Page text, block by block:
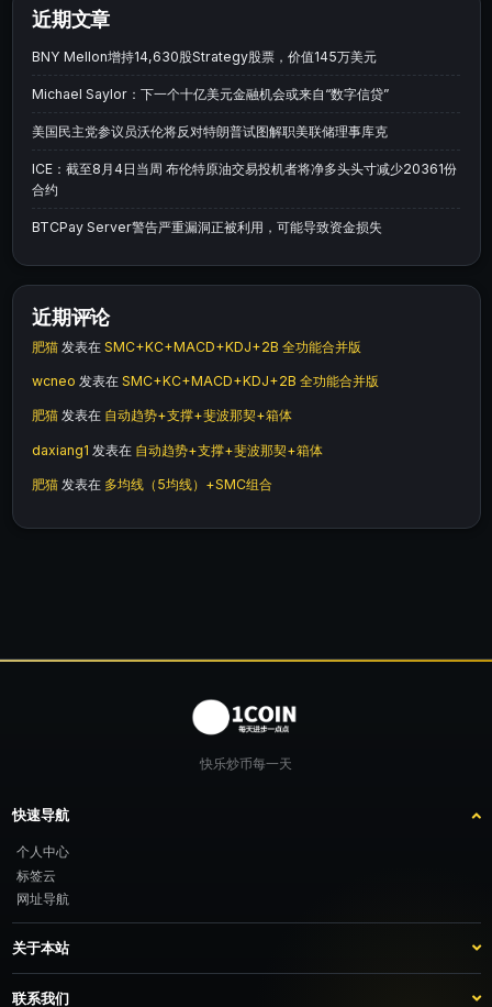
近期文章
BNY Mellon增持14,630股Strategy股票，价值145万美元
Michael Saylor：下一个十亿美元金融机会或来自“数字信贷”
美国民主党参议员沃伦将反对特朗普试图解职美联储理事库克
ICE：截至8月4日当周 布伦特原油交易投机者将净多头头寸减少20361份
合约
BTCPay Server警告严重漏洞正被利用，可能导致资金损失
近期评论
肥猫 发表在 SMC+KC+MACD+KDJ+2B 全功能合并版
wcneo 发表在 SMC+KC+MACD+KDJ+2B 全功能合并版
肥猫 发表在 自动趋势+支撑+斐波那契+箱体
daxiang1 发表在 自动趋势+支撑+斐波那契+箱体
肥猫 发表在 多均线（5均线）+SMC组合
快乐炒币每一天
快速导航
个人中心
标签云
网址导航
关于本站
站点介绍
客服咨询
联系我们